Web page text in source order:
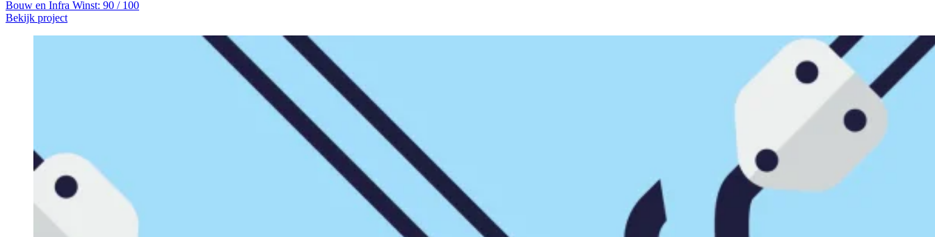
Bouw en Infra Winst: 90 / 100
Bekijk project